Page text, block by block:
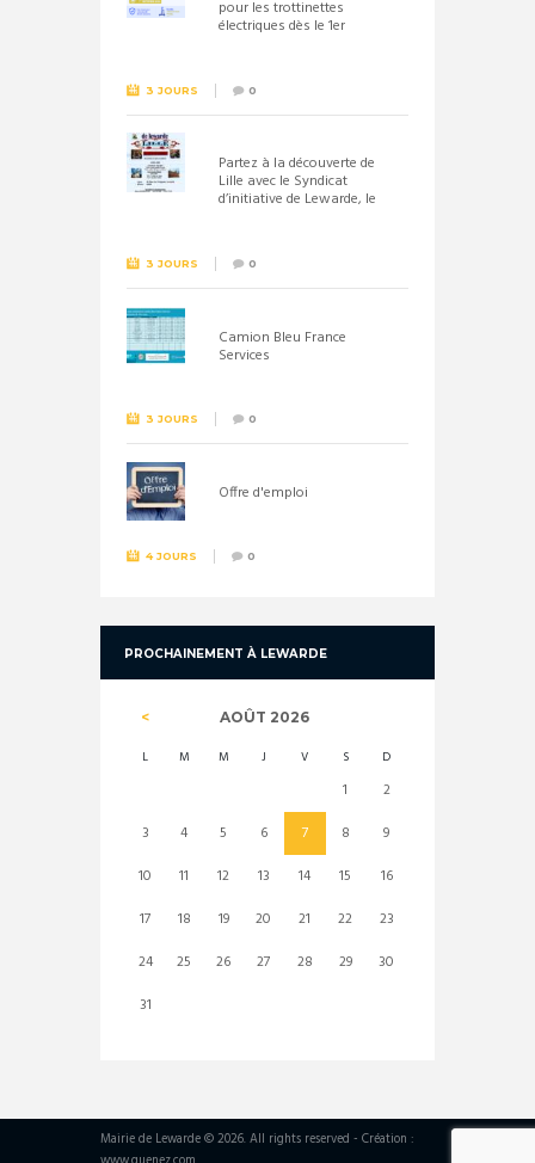
pour les trottinettes
électriques dès le 1er
3 JOURS 0
Partez à la découverte de
Lille avec le Syndicat
d’initiative de Lewarde, le
3 JOURS 0
Camion Bleu France
Services
3 JOURS 0
Offre d'emploi
4 JOURS 0
PROCHAINEMENT À LEWARDE
AOÛT 2026
L M M J V S D
1
2
3
4 5 6 7 8
9
10
11 12 13 14 15
16
17
18 19 20 21 22
23
24
25 26 27 28 29
30
31
Mairie de Lewarde © 2026. All rights reserved - Création :